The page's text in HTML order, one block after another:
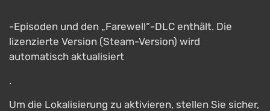
-Episoden und den „Farewell“-DLC enthält. Die
lizenzierte Version (Steam-Version) wird
automatisch aktualisiert
.
Um die Lokalisierung zu aktivieren, stellen Sie sicher,